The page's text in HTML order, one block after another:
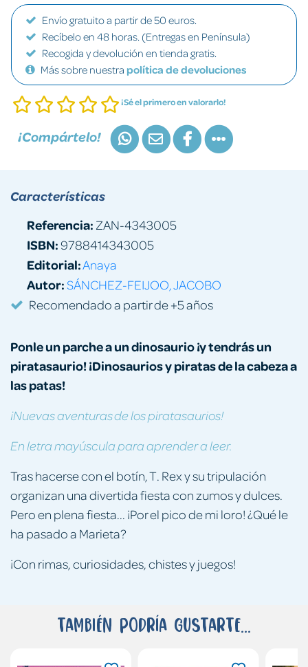
Envío gratuito a partir de 50 euros.
Recíbelo en 48 horas. (Entregas en Península)
Recogida y devolución en tienda gratis.
Más sobre nuestra política de devoluciones
¡Sé el primero en valorarlo!
¡Compártelo!
Ponle un parche a un dinosaurio ¡y tendrás un
piratasaurio!¡Dinosaurios y piratas de la cabeza a
las patas!
¡Nuevas aventuras de los piratasaurios!
En letra mayúscula para aprender a leer.
Tras hacerse con el botín, T. Rex y su tripulación
organizan una divertida fiesta con zumos y dulces.
Pero en plena fiesta... ¡Por el pico de mi loro! ¿Qué le
ha pasado a Marieta?
¡Con rimas, curiosidades, chistes y juegos!
Características
Referencia: ZAN-4343005
ISBN:9788414343005
Editorial:Anaya
Autor:SÁNCHEZ-FEIJOO, JACOBO
Recomendado a partir de +5 años
También podría gustarte...